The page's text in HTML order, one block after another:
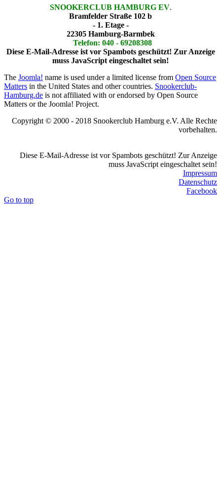
SNOOKERCLUB HAMBURG EV.
Bramfelder Straße 102 b
- 1. Etage -
22305 Hamburg-Barmbek
Telefon: 040 - 69208308
Diese E-Mail-Adresse ist vor Spambots geschützt! Zur Anzeige
muss JavaScript eingeschaltet sein!
The Joomla! name is used under a limited license from Open Source
Matters in the United States and other countries. Snookerclub-
Hamburg.de is not affiliated with or endorsed by Open Source
Matters or the Joomla! Project.
Copyright © 2000 - 2018 Snookerclub Hamburg e.V. Alle Rechte
vorbehalten.
Diese E-Mail-Adresse ist vor Spambots geschützt! Zur Anzeige
muss JavaScript eingeschaltet sein!
Impressum
Datenschutz
Facebook
Go to top